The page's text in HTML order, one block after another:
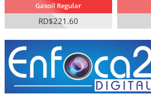
Gasoil Regular
RD$221.60